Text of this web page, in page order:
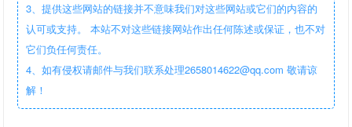
3、提供这些网站的链接并不意味我们对这些网站或它们的内容的
认可或支持。 本站不对这些链接网站作出任何陈述或保证，也不对
它们负任何责任。
4、如有侵权请邮件与我们联系处理2658014622@qq.com 敬请谅
解！